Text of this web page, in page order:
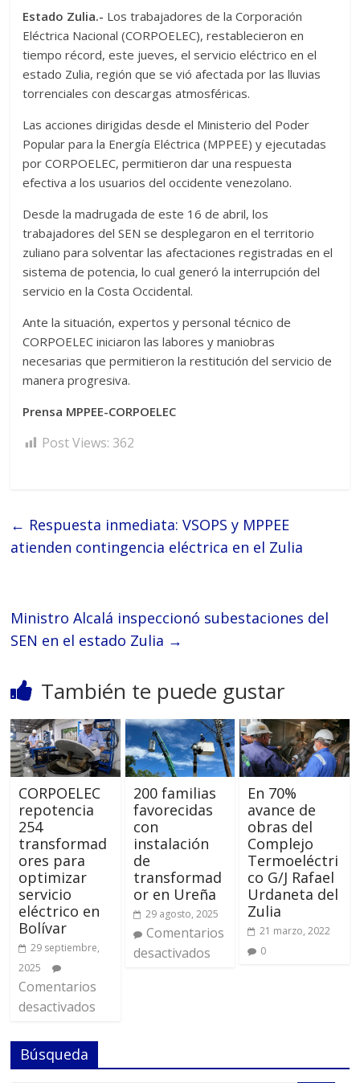
Estado Zulia.- Los trabajadores de la Corporación
Eléctrica Nacional (CORPOELEC), restablecieron en
tiempo récord, este jueves, el servicio eléctrico en el
estado Zulia, región que se vió afectada por las lluvias
torrenciales con descargas atmosféricas.
Las acciones dirigidas desde el Ministerio del Poder
Popular para la Energía Eléctrica (MPPEE) y ejecutadas
por CORPOELEC, permitieron dar una respuesta
efectiva a los usuarios del occidente venezolano.
Desde la madrugada de este 16 de abril, los
trabajadores del SEN se desplegaron en el territorio
zuliano para solventar las afectaciones registradas en el
sistema de potencia, lo cual generó la interrupción del
servicio en la Costa Occidental.
Ante la situación, expertos y personal técnico de
CORPOELEC iniciaron las labores y maniobras
necesarias que permitieron la restitución del servicio de
manera progresiva.
Prensa MPPEE-CORPOELEC
Post Views: 362
← Respuesta inmediata: VSOPS y MPPEE
atienden contingencia eléctrica en el Zulia
Ministro Alcalá inspeccionó subestaciones del
SEN en el estado Zulia →
También te puede gustar
CORPOELEC
repotencia
254
transformad
ores para
optimizar
servicio
eléctrico en
Bolívar
29 septiembre,
2025
Comentarios
desactivados
200 familias
favorecidas
con
instalación
de
transformad
or en Ureña
29 agosto, 2025
Comentarios
desactivados
En 70%
avance de
obras del
Complejo
Termoeléctri
co G/J Rafael
Urdaneta del
Zulia
21 marzo, 2022
0
Búsqueda